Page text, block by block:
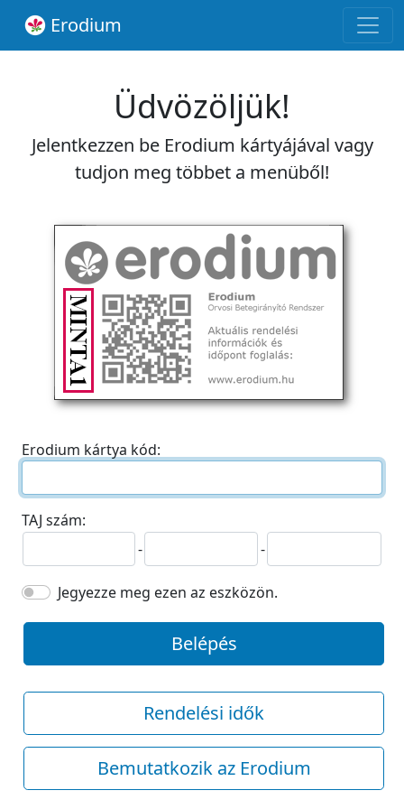
Erodium
Üdvözöljük!
Jelentkezzen be Erodium kártyájával vagy
tudjon meg többet a menüből!
Erodium kártya kód:
TAJ szám:
-
-
Jegyezze meg ezen az eszközön.
Belépés
Rendelési idők
Bemutatkozik az Erodium